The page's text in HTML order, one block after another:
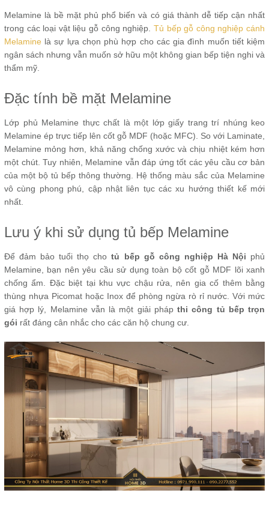
Melamine là bề mặt phủ phổ biến và có giá thành dễ tiếp cận nhất
trong các loại vật liệu gỗ công nghiệp. Tủ bếp gỗ công nghiệp cánh
Melamine là sự lựa chọn phù hợp cho các gia đình muốn tiết kiệm
ngân sách nhưng vẫn muốn sở hữu một không gian bếp tiện nghi và
thẩm mỹ.
Đặc tính bề mặt Melamine
Lớp phủ Melamine thực chất là một lớp giấy trang trí nhúng keo
Melamine ép trực tiếp lên cốt gỗ MDF (hoặc MFC). So với Laminate,
Melamine mỏng hơn, khả năng chống xước và chịu nhiệt kém hơn
một chút. Tuy nhiên, Melamine vẫn đáp ứng tốt các yêu cầu cơ bản
của một bộ tủ bếp thông thường. Hệ thống màu sắc của Melamine
vô cùng phong phú, cập nhật liên tục các xu hướng thiết kế mới
nhất.
Lưu ý khi sử dụng tủ bếp Melamine
Để đảm bảo tuổi thọ chotủ bếp gỗ công nghiệp Hà Nội phủ
Melamine, bạn nên yêu cầu sử dụng toàn bộ cốt gỗ MDF lõi xanh
chống ẩm. Đặc biệt tại khu vực chậu rửa, nên gia cố thêm bằng
thùng nhựa Picomat hoặc Inox để phòng ngừa rò rỉ nước. Với mức
giá hợp lý, Melamine vẫn là một giải phápthi công tủ bếp trọn
gói rất đáng cân nhắc cho các căn hộ chung cư.